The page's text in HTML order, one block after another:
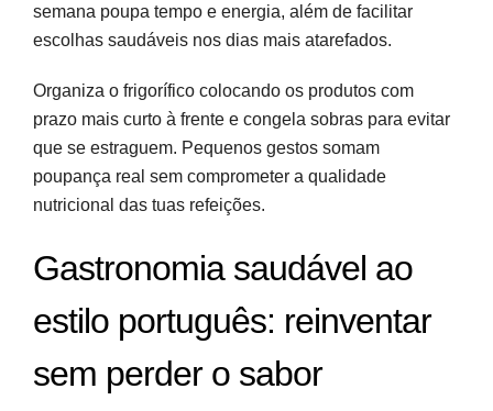
semana poupa tempo e energia, além de facilitar
escolhas saudáveis nos dias mais atarefados.
Organiza o frigorífico colocando os produtos com
prazo mais curto à frente e congela sobras para evitar
que se estraguem. Pequenos gestos somam
poupança real sem comprometer a qualidade
nutricional das tuas refeições.
Gastronomia saudável ao
estilo português: reinventar
sem perder o sabor